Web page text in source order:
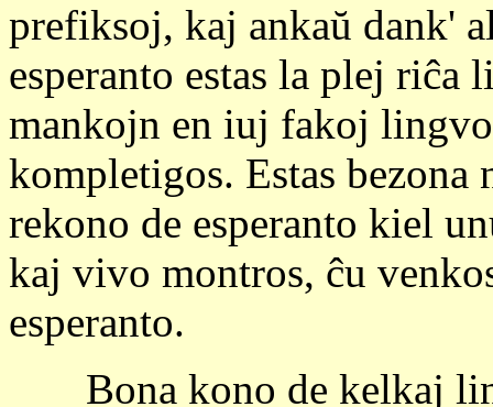
prefiksoj, kaj ankaŭ dank'
esperanto estas la plej
mankojn en iuj fakoj lingvo
kompletigos. Estas
rekono de esperanto kiel
kaj vivo montros, ĉu
esperanto.
Bona kono de kelkaj